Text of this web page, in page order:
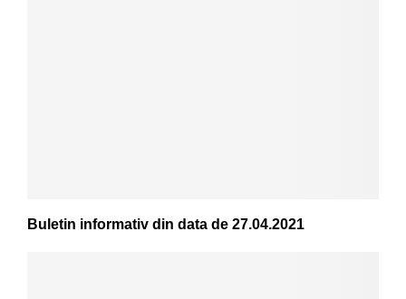
Buletin informativ din data de 27.04.2021